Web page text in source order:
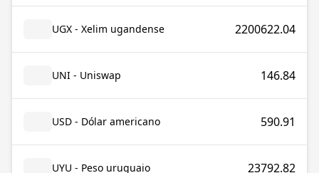
UGX - Xelim ugandense 2200622.04
UNI - Uniswap 146.84
USD - Dólar americano 590.91
UYU - Peso uruguaio 23792.82